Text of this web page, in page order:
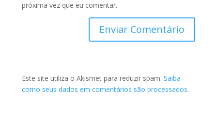
próxima vez que eu comentar.
Este site utiliza o Akismet para reduzir spam. Saiba
como seus dados em comentários são processados.